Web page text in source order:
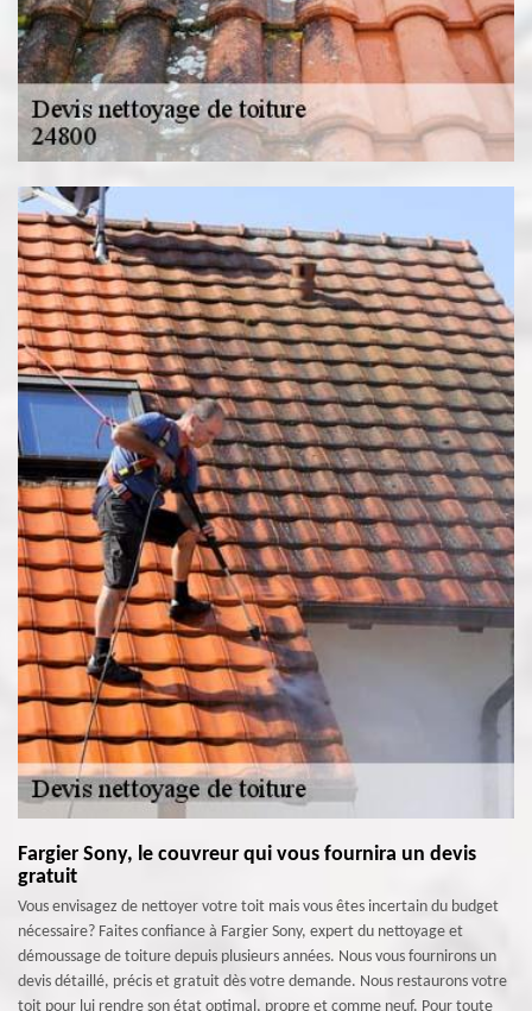
Fargier Sony, le couvreur qui vous fournira un devis
gratuit
Vous envisagez de nettoyer votre toit mais vous êtes incertain du budget
nécessaire? Faites confiance à Fargier Sony, expert du nettoyage et
démoussage de toiture depuis plusieurs années. Nous vous fournirons un
devis détaillé, précis et gratuit dès votre demande. Nous restaurons votre
toit pour lui rendre son état optimal, propre et comme neuf. Pour toute